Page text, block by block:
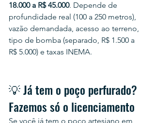
18.000 a R$ 45.000. Depende de
profundidade real (100 a 250 metros),
vazão demandada, acesso ao terreno,
tipo de bomba (separado, R$ 1.500 a
R$ 5.000) e taxas INEMA.
💡 Já tem o poço perfurado?
Fazemos só o licenciamento
Se você já tem o poço artesiano em